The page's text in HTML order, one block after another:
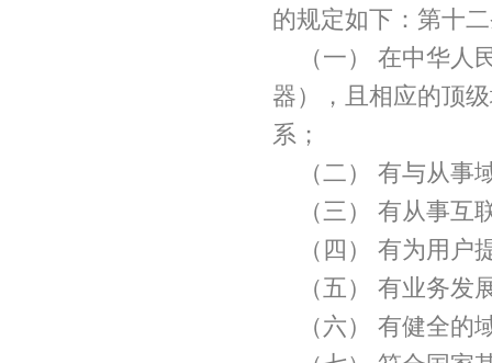
的规定如下：第十
（一） 在中华
器），且相应的顶
系；
（二） 有与从
（三） 有从事
（四） 有为用
（五） 有业务发
（六） 有健全